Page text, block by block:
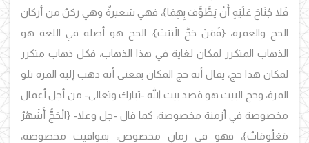
فَلا جُنَاحَ عَلَيْهِ أَنْ يَطَّوَّفَ بِهِمَا}، فهي شعيرةٌ وهي ركنٌ من أركان
الحج والعمرة، {فَمَنْ حَجَّ الْبَيْتَ}، الحج هو أصله في اللغة هو
الذهاب المتكرر لمكان لغاية في هذا الذهاب، فكل ذهاب متكرر
لمكان هذا حج، يقال أنه حج المكان بمعنى أنه ذهب إليه المرة تلو
المرة، وحج البيت هو قصد بيت الله -تبارك وتعالى- من أجل أعمال
مخصوصة في أزمنة مخصوصة، كما قال -جل وعلا- {الْحَجُّ أَشْهُرٌ
مَعْلُومَاتٌ}، فهو في زمانٍ مخصوص، بمواقيت مخصوصة،